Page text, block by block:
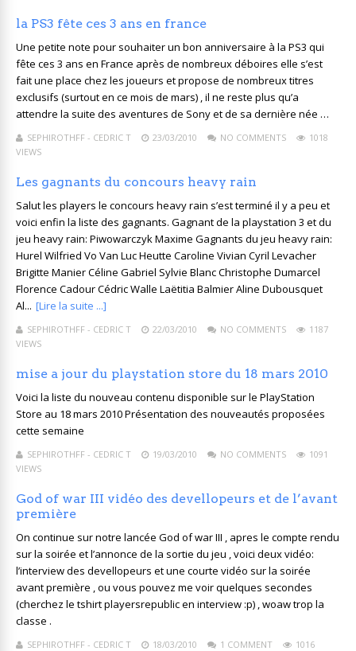
la PS3 fête ces 3 ans en france
Une petite note pour souhaiter un bon anniversaire à la PS3 qui
fête ces 3 ans en France après de nombreux déboires elle s’est
fait une place chez les joueurs et propose de nombreux titres
exclusifs (surtout en ce mois de mars) , il ne reste plus qu’a
attendre la suite des aventures de Sony et de sa dernière née …
SEPHIROTHFF - CEDRIC T 23/03/2010 NO COMMENTS
1018
VIEWS
Les gagnants du concours heavy rain
Salut les players le concours heavy rain s’est terminé il y a peu et
voici enfin la liste des gagnants. Gagnant de la playstation 3 et du
jeu heavy rain: Piwowarczyk Maxime Gagnants du jeu heavy rain:
Hurel Wilfried Vo Van Luc Heutte Caroline Vivian Cyril Levacher
Brigitte Manier Céline Gabriel Sylvie Blanc Christophe Dumarcel
Florence Cadour Cédric Walle Laëtitia Balmier Aline Dubousquet
Al... [Lire la suite ...]
SEPHIROTHFF - CEDRIC T 22/03/2010 NO COMMENTS
1187
VIEWS
mise a jour du playstation store du 18 mars 2010
Voici la liste du nouveau contenu disponible sur le PlayStation
Store au 18 mars 2010 Présentation des nouveautés proposées
cette semaine
SEPHIROTHFF - CEDRIC T 19/03/2010 NO COMMENTS
1091
VIEWS
God of war III vidéo des devellopeurs et de l’avant
première
On continue sur notre lancée God of war III , apres le compte rendu
sur la soirée et l’annonce de la sortie du jeu , voici deux vidéo:
l’interview des devellopeurs et une courte vidéo sur la soirée
avant première , ou vous pouvez me voir quelques secondes
(cherchez le tshirt playersrepublic en interview :p) , woaw trop la
classe .
SEPHIROTHFF - CEDRIC T 18/03/2010 1 COMMENT
1016